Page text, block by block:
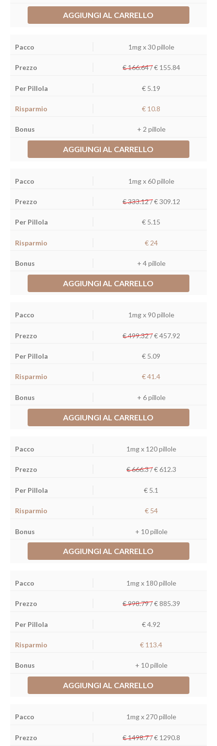
AGGIUNGI AL CARRELLO
1mg x 30 pillole
€ 166.64 /€ 155.84
€ 5.19
€ 10.8
+ 2 pillole
AGGIUNGI AL CARRELLO
1mg x 60 pillole
€ 333.12 /€309.12
€ 5.15
€ 24
+ 4 pillole
AGGIUNGI AL CARRELLO
1mg x 90 pillole
€ 499.32 /€457.92
€ 5.09
€ 41.4
+ 6 pillole
AGGIUNGI AL CARRELLO
1mg x 120 pillole
€ 666.3 /€612.3
€ 5.1
€ 54
+ 10 pillole
AGGIUNGI AL CARRELLO
1mg x 180 pillole
€ 998.79 /€885.39
€ 4.92
€ 113.4
+ 10 pillole
AGGIUNGI AL CARRELLO
1mg x 270 pillole
€ 1498.7 /€ 1290.8